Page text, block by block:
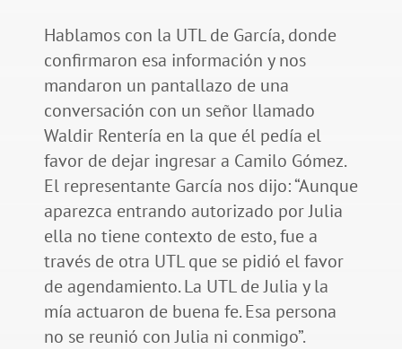
Hablamos con la UTL de García, donde
confirmaron esa información y nos
mandaron un pantallazo de una
conversación con un señor llamado
Waldir Rentería en la que él pedía el
favor de dejar ingresar a Camilo Gómez.
El representante García nos dijo: “Aunque
aparezca entrando autorizado por Julia
ella no tiene contexto de esto, fue a
través de otra UTL que se pidió el favor
de agendamiento. La UTL de Julia y la
mía actuaron de buena fe. Esa persona
no se reunió con Julia ni conmigo”.